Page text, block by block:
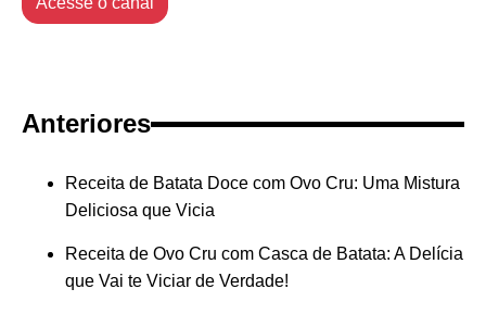
Anteriores
Receita de Batata Doce com Ovo Cru: Uma Mistura
Deliciosa que Vicia
Receita de Ovo Cru com Casca de Batata: A Delícia
que Vai te Viciar de Verdade!